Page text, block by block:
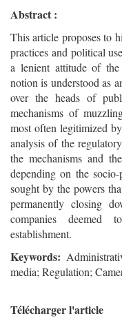
Abstract :
This article proposes to
practices and political
a lenient attitude of
notion is understood as
over the heads of
mechanisms of
most often legitimized
analysis of the
the mechanisms and
depending on the
sought by the powers
permanently closing
companies
establishment.
Keywords:
media; Regulation;
Télécharger l'article